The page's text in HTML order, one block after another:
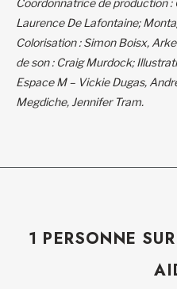
Laurence De Lafontaine;
Colorisation : Simon Boisx,
de son : Craig Murdock;
Espace M – Vickie Dugas,
Megdiche, Jennifer Tram.
1 PERSONNE